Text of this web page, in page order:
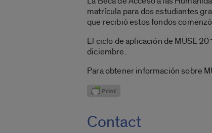
matrícula para dos estudiantes
que recibió estos fondos
El ciclo de aplicación de MUSE
diciembre.
Para obtener información sobre
Contact